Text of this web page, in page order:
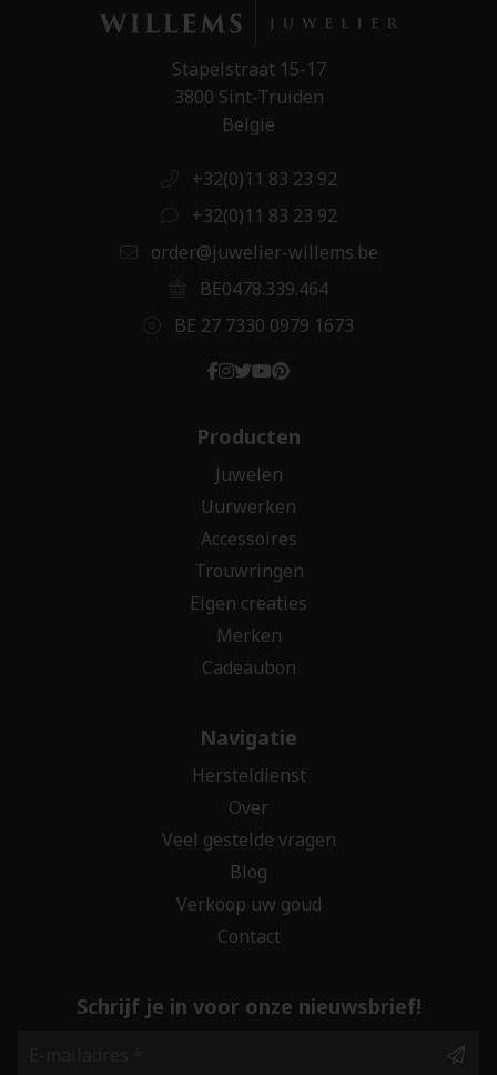
Stapelstraat 15-17
3800 Sint-Truiden
België
+32(0)11 83 23 92
+32(0)11 83 23 92
order@juwelier-willems.be
BE0478.339.464
BE 27 7330 0979 1673
Producten
Juwelen
Uurwerken
Accessoires
Trouwringen
Eigen creaties
Merken
Cadeaubon
Navigatie
Hersteldienst
Over
Veel gestelde vragen
Blog
Verkoop uw goud
Contact
Schrijf je in voor onze nieuwsbrief!